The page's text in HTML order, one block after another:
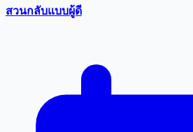
สวนกลับแบบผู้ดี